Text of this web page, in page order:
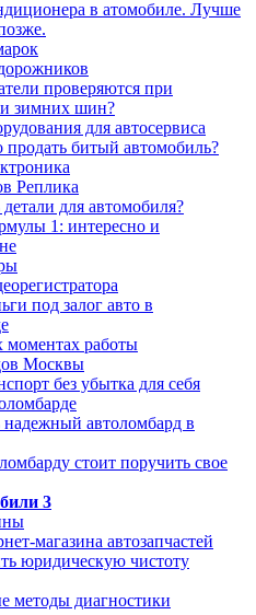
в атомобиле. Лучше
проверяются при
зимних шин?
для автосервиса
битый автомобиль?
Реплика
для автомобиля?
1: интересно и
под залог авто в
моментах работы
Москвы
без убытка для себя
автоломбард в
стоит поручить свое
3
магазина автозапчастей
юридическую чистоту
методы диагностики